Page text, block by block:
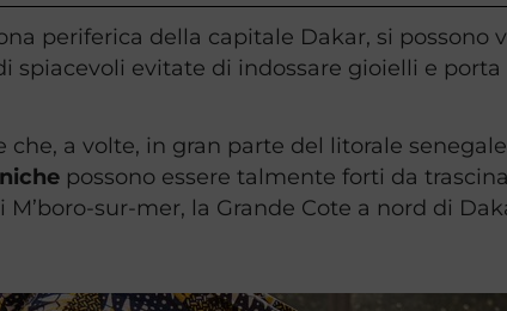
periferica della capitale Dakar, si possono
evitate di indossare gioielli e
che, a volte, in gran parte del litorale
possono essere talmente forti da
sur-mer, la Grande Cote a nord di